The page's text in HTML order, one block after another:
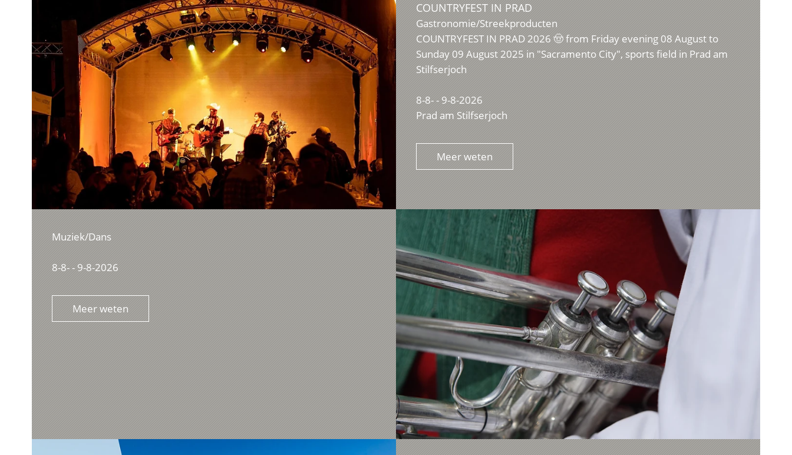
COUNTRYFEST IN PRAD
Gastronomie/Streekproducten
COUNTRYFEST IN PRAD 2026 🤠 from Friday evening 08 August to
Sunday 09 August 2025 in "Sacramento City", sports field in Prad am
Stilfserjoch
8-8- - 9-8-2026
Prad am Stilfserjoch
Meer weten
Muziek/Dans
8-8- - 9-8-2026
Meer weten